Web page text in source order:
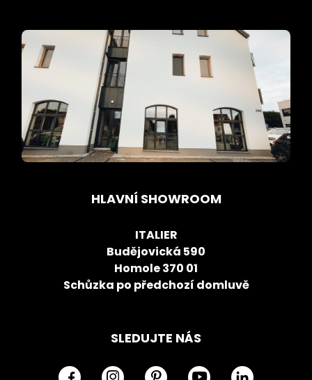
HLAVNÍ SHOWROOM
ITALIER
Budějovická 590
Homole 370 01
Schůzka po předchozí domluvě
SLEDUJTE NÁS